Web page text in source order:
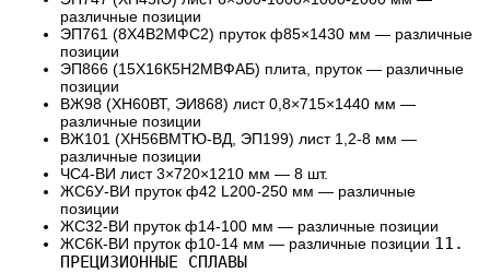
различные позиции
ЭП761 (8Х4В2МФС2) пруток ф85×1430 мм — различные
позиции
ЭП866 (15Х16К5Н2МВФАБ) плита, пруток — различные
позиции
ВЖ98 (ХН60ВТ, ЭИ868) лист 0,8×715×1440 мм —
различные позиции
ВЖ101 (ХН56ВМТЮ-ВД, ЭП199) лист 1,2-8 мм —
различные позиции
ЧС4-ВИ лист 3×720×1210 мм — 8 шт.
ЖС6У-ВИ пруток ф42 L200-250 мм — различные
позиции
ЖС32-ВИ пруток ф14-100 мм — различные позиции
ЖС6К-ВИ пруток ф10-14 мм — различные позиции 11.
ПРЕЦИЗИОННЫЕ СПЛАВЫ